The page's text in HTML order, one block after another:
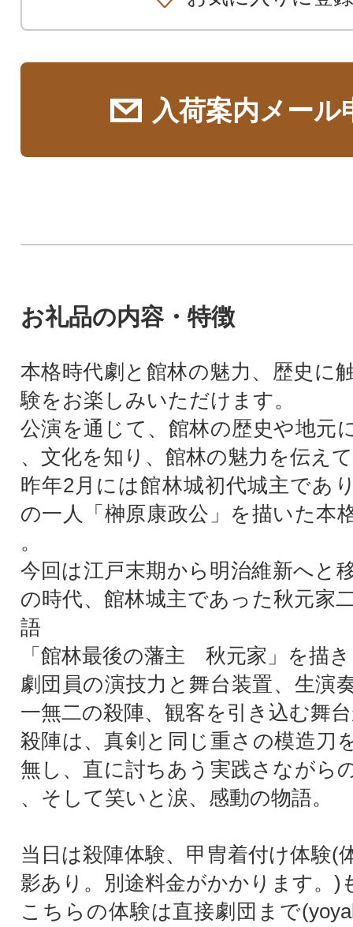
入荷案内メール
お礼品の内容・特徴
本格時代劇と館林の魅力、歴史に
験をお楽しみいただけます。
公演を通じて、館林の歴史や地元
、文化を知り、館林の魅力を伝え
昨年2月には館林城初代城主であ
の一人「榊原康政公」を描いた本
。
今回は江戸末期から明治維新へと
の時代、館林城主であった秋元家
語
「館林最後の藩主 秋元家」を描
劇団員の演技力と舞台装置、生演
一無二の殺陣、観客を引き込む舞
殺陣は、真剣と同じ重さの模造刀
無し、直に討ちあう実践さながら
、そして笑いと涙、感動の物語。
当日は殺陣体験、甲冑着付け体験(
影あり。別途料金がかかります。)
こちらの体験は直接劇団まで